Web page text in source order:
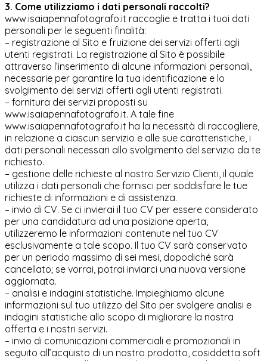
3. Come utilizziamo i dati personali raccolti?
www.isaiapennafotografo.it raccoglie e tratta i tuoi dati
personali per le seguenti finalità:
– registrazione al Sito e fruizione dei servizi offerti agli
utenti registrati. La registrazione al Sito è possibile
attraverso l’inserimento di alcune informazioni personali,
necessarie per garantire la tua identificazione e lo
svolgimento dei servizi offerti agli utenti registrati.
– fornitura dei servizi proposti su
www.isaiapennafotografo.it. A tale fine
www.isaiapennafotografo.it ha la necessità di raccogliere,
in relazione a ciascun servizio e alle sue caratteristiche, i
dati personali necessari allo svolgimento del servizio da te
richiesto.
– gestione delle richieste al nostro Servizio Clienti, il quale
utilizza i dati personali che fornisci per soddisfare le tue
richieste di informazioni e di assistenza.
– invio di CV. Se ci invierai il tuo CV per essere considerato
per una candidatura ad una posizione aperta,
utilizzeremo le informazioni contenute nel tuo CV
esclusivamente a tale scopo. Il tuo CV sarà conservato
per un periodo massimo di sei mesi, dopodiché sarà
cancellato; se vorrai, potrai inviarci una nuova versione
aggiornata.
– analisi e indagini statistiche. Impieghiamo alcune
informazioni sul tuo utilizzo del Sito per svolgere analisi e
indagini statistiche allo scopo di migliorare la nostra
offerta e i nostri servizi.
– invio di comunicazioni commerciali e promozionali in
seguito all’acquisto di un nostro prodotto, cosiddetta soft